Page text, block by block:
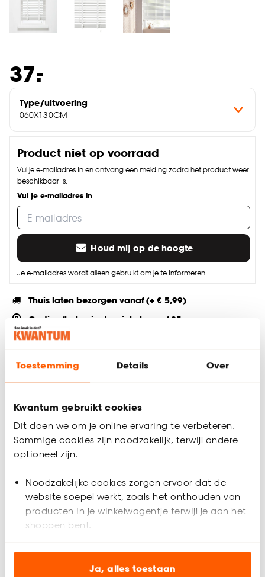
Toestemming Details Over
Kwantum gebruikt cookies
Dit doen we om je online ervaring te verbeteren.
Sommige cookies zijn noodzakelijk, terwijl andere
optioneel zijn.
Noodzakelijke cookies zorgen ervoor dat de
website soepel werkt, zoals het onthouden van
producten in je winkelwagentje terwijl je aan het
shoppen bent.
Analytische cookies (optioneel) helpen ons de
website te verbeteren voor jou en al onze andere
Ja, alles toestaan
37.
-
Type/uitvoering
060X130CM
Product niet op voorraad
Vul je e-mailadres in en ontvang een melding zodra het product weer
beschikbaar is.
Vul je e-mailadres in
Houd mij op de hoogte
Je e-mailadres wordt alleen gebruikt om je te informeren.
Thuis laten bezorgen vanaf (+ € 5,99)
Gratis afhalen in de winkel vanaf 25 euro
Altijd de laagste prijs
Deel jouw product & volg ons op social
Productomschrijving
Jaloezie van wit kunststof met mat gelakte houtuitstraling en
stoer design. Ideaal voor het regelen van licht en privacy. 50
plafond. Met vochtige doek te reinigen. Incl. schroeven,
pluggen, montagesteunen, kindveiligheidsclip en
montagehandleiding.
Productspecificaties
Artikelnummer 0446136